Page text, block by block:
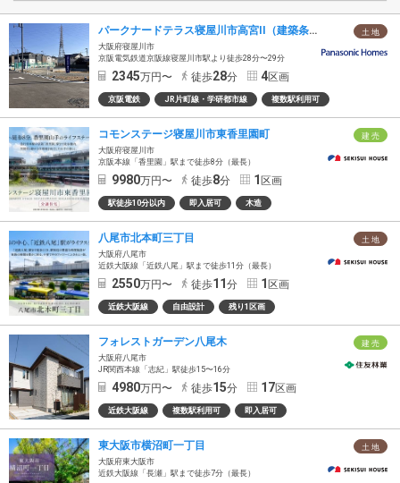
土 地
パークナードテラス寝屋川市高宮II（建築条件付）
大阪府寝屋川市
京阪電気鉄道京阪線寝屋川市駅より徒歩28分〜29分
2345万円〜 徒歩28分 4区画
京阪電鉄 JR片町線・学研都市線 複数駅利用可
建 売
コモンステージ寝屋川市東香里園町
大阪府寝屋川市
京阪本線「香里園」駅まで徒歩8分（最長）
9980万円〜 徒歩8分 1 区画
駅徒歩10分以内 即入居可 木造
土 地
八尾市北本町三丁目
大阪府八尾市
近鉄大阪線「近鉄八尾」駅まで徒歩11分（最長）
2550万円〜 徒歩11 分 1 区画
近鉄大阪線 自由設計 残り1区画
建 売
フォレストガーデン八尾木
大阪府八尾市
JR関西本線「志紀」駅徒歩15〜16分
4980万円〜 徒歩15分 17区画
近鉄大阪線 複数駅利用可 即入居可
土 地
東大阪市横沼町一丁目
大阪府東大阪市
近鉄大阪線「長瀬」駅まで徒歩7分（最長）